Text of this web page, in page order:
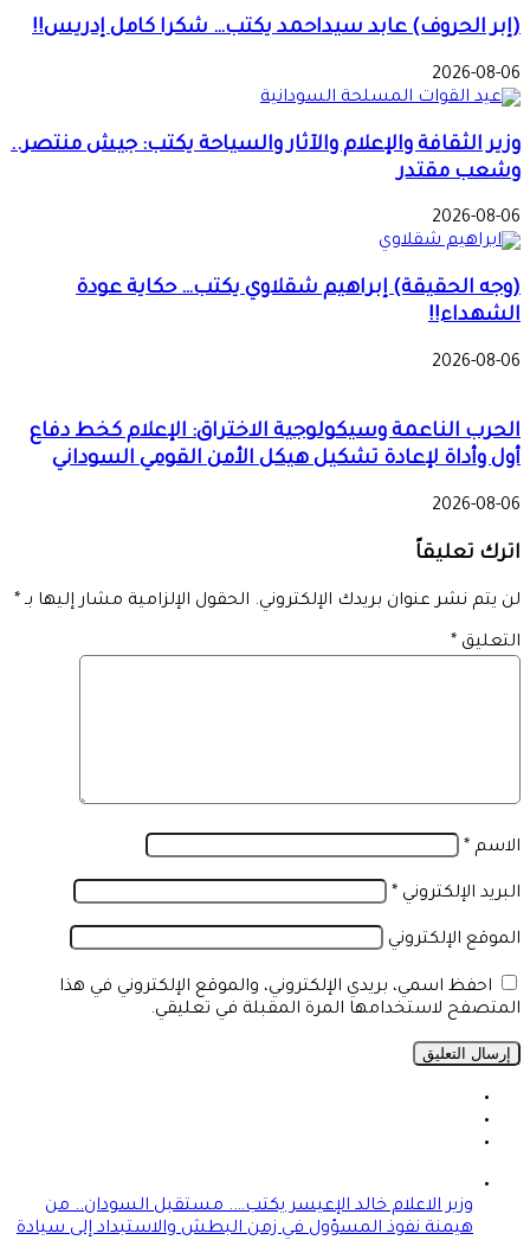
(إبر الحروف) عابد سيداحمد يكتب… شكرا كامل إدريس!!
2026-08-06
وزير الثقافة والإعلام والآثار والسياحة يكتب: جيش منتصر..
وشعب مقتدر
2026-08-06
(وجه الحقيقة) إبراهيم شقلاوي يكتب… حكاية عودة
الشهداء!!
2026-08-06
الحرب الناعمة وسيكولوجية الاختراق: الإعلام كخط دفاع
أول وأداة لإعادة تشكيل هيكل الأمن القومي السوداني
2026-08-06
اترك تعليقاً
لن يتم نشر عنوان بريدك الإلكتروني. الحقول الإلزامية مشار إليها بـ *
التعليق *
الاسم *
البريد الإلكتروني *
الموقع الإلكتروني
احفظ اسمي، بريدي الإلكتروني، والموقع الإلكتروني في هذا
المتصفح لاستخدامها المرة المقبلة في تعليقي.
وزير الاعلام خالد الإعيسر يكتب…. مستقبل السودان.. من
هيمنة نفوذ المسؤول في زمن البطش والاستبداد إلى سيادة